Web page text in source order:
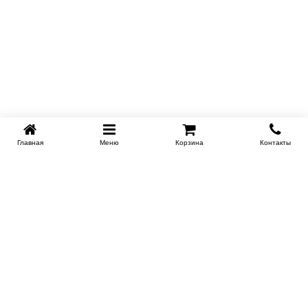
Главная Меню Корзина Контакты